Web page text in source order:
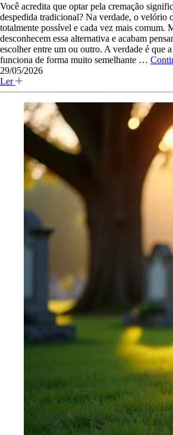
Você acredita que optar pela cremação
despedida tradicional? Na verdade, o velório
totalmente possível e cada vez mais comum.
desconhecem essa alternativa e acabam
escolher entre um ou outro. A verdade é que
funciona de forma muito semelhante …
29/05/2026
Ler